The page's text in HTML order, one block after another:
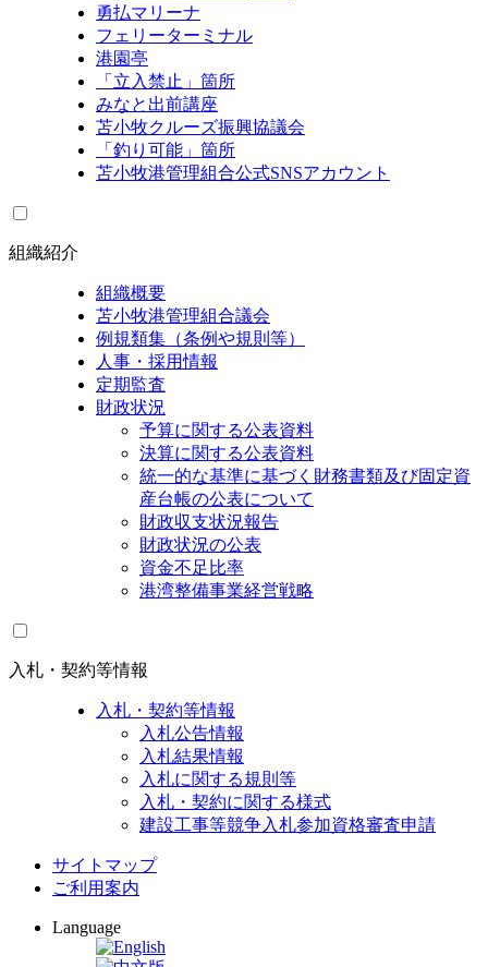
勇払マリーナ
フェリーターミナル
港園亭
「立入禁止」箇所
みなと出前講座
苫小牧クルーズ振興協議会
「釣り可能」箇所
苫小牧港管理組合公式SNSアカウント
組織紹介
組織概要
苫小牧港管理組合議会
例規類集（条例や規則等）
人事・採用情報
定期監査
財政状況
予算に関する公表資料
決算に関する公表資料
統一的な基準に基づく財務書類及び固定資
産台帳の公表について
財政収支状況報告
財政状況の公表
資金不足比率
港湾整備事業経営戦略
入札・契約等情報
入札・契約等情報
入札公告情報
入札結果情報
入札に関する規則等
入札・契約に関する様式
建設工事等競争入札参加資格審査申請
サイトマップ
ご利用案内
Language